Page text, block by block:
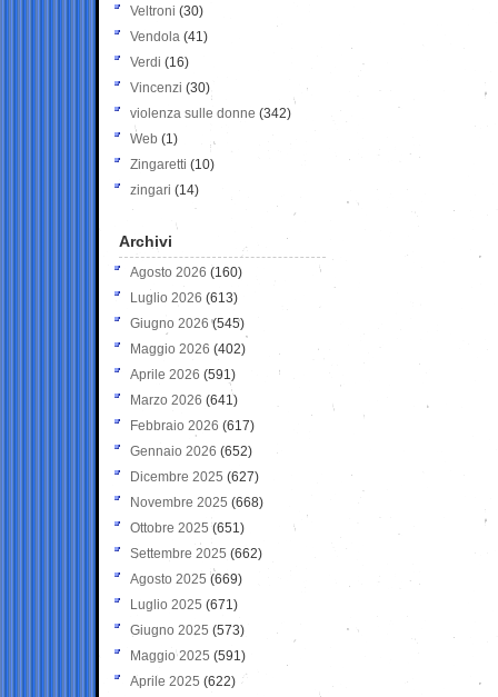
Veltroni (30)
Vendola (41)
Verdi (16)
Vincenzi (30)
violenza sulle donne (342)
Web (1)
Zingaretti (10)
zingari (14)
Archivi
Agosto 2026 (160)
Luglio 2026 (613)
Giugno 2026 (545)
Maggio 2026 (402)
Aprile 2026 (591)
Marzo 2026 (641)
Febbraio 2026 (617)
Gennaio 2026 (652)
Dicembre 2025 (627)
Novembre 2025 (668)
Ottobre 2025 (651)
Settembre 2025 (662)
Agosto 2025 (669)
Luglio 2025 (671)
Giugno 2025 (573)
Maggio 2025 (591)
Aprile 2025 (622)